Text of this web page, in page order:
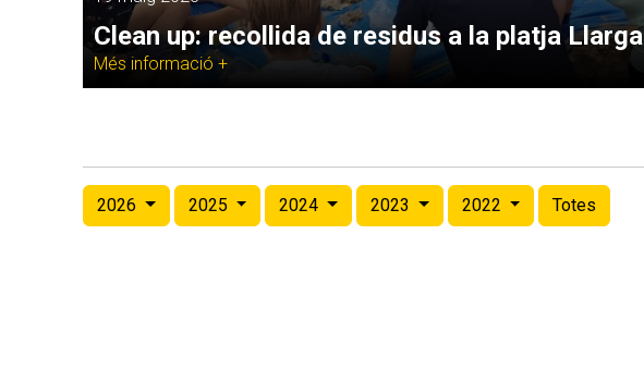
Clean up: recollida de residus a la platja Llarga
Més informació +
2026 2025 2024 2023 2022 Totes